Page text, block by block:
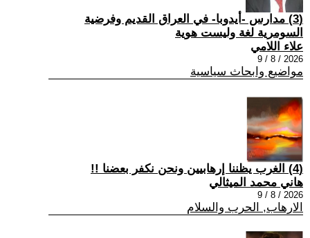
(3) مدارس -أيدوبا- في العراق القديم وفرضية
السومرية لغة وليست هوية
علاء اللامي
2026 / 8 / 9
مواضيع وابحاث سياسية
(4) الغرب يظننا إرهابيين ونحن نكفر بعضنا !!
هاني محمد الميثالي
2026 / 8 / 9
الارهاب, الحرب والسلام